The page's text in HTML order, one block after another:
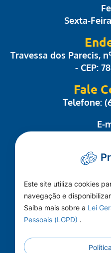
Sexta-
Travessa dos Parecis,
- CEP:
Fale
Telefone:
E-
Mapa
A
Este site utiliza cookies
navegação e
Saiba mais sobre a Lei
Pessoais (LGPD) .